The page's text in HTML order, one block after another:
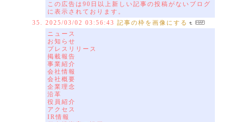
この広告は90日以上新しい記事の投稿がないブログ
に表示されております。
2025/03/02 03:56:43 記事の枠を画像にする
ニュース
お知らせ
プレスリリース
掲載報告
事業紹介
会社情報
会社概要
企業理念
沿革
役員紹介
アクセス
IR情報